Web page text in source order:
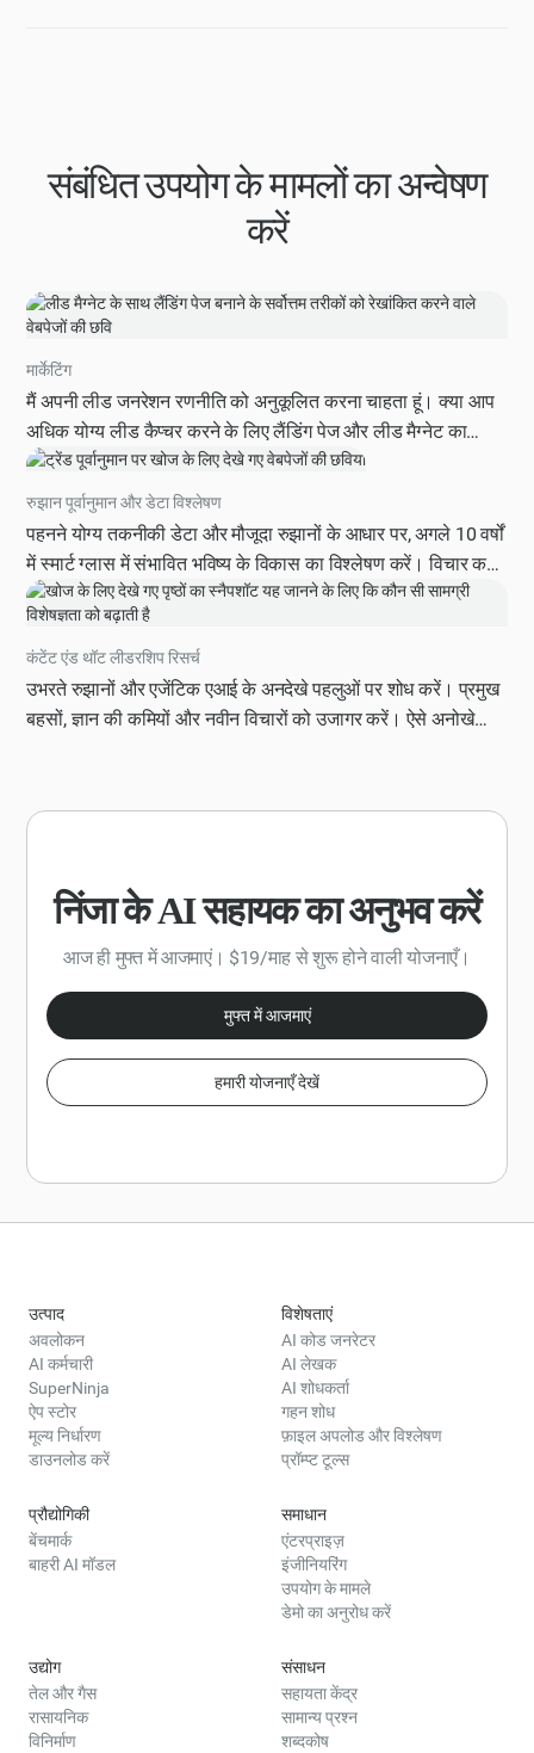
संबंधित उपयोग के मामलों का अन्वेषण
करें
मार्केटिंग
मैं अपनी लीड जनरेशन रणनीति को अनुकूलित करना चाहता हूं। क्या आप
अधिक योग्य लीड कैप्चर करने के लिए लैंडिंग पेज और लीड मैग्नेट का
प्रभावी ढंग से उपयोग करने के तरीके के बारे में चरण-दर-चरण मार्गदर्शिका
प्रदान कर सकते हैं, जिसमें उन्हें डिज़ाइन करने और उन्हें बढ़ावा देने के लिए
सर्वोत्तम अभ्यास और उनकी सफलता को मापने के लिए मेट्रिक्स शामिल हैं?
कृपया अपने जवाब में खास उदाहरण और कार्रवाई योग्य सुझाव शामिल करें।
रुझान पूर्वानुमान और डेटा विश्लेषण
पहनने योग्य तकनीकी डेटा और मौजूदा रुझानों के आधार पर, अगले 10 वर्षों
में स्मार्ट ग्लास में संभावित भविष्य के विकास का विश्लेषण करें। विचार करें:
तकनीकी विकास, उपभोक्ता व्यवहार में बदलाव, विनियामक परिवर्तन और
आर्थिक कारक। उभरते अवसरों और संभावित व्यवधानों को पहचानें।
कंटेंट एंड थॉट लीडरशिप रिसर्च
उभरते रुझानों और एजेंटिक एआई के अनदेखे पहलुओं पर शोध करें। प्रमुख
बहसों, ज्ञान की कमियों और नवीन विचारों को उजागर करें। ऐसे अनोखे
निंजा के AI सहायक का अनुभव करें
आज ही मुफ्त में आजमाएं। $19/माह से शुरू होने वाली योजनाएँ।
मुफ्त में आजमाएं
हमारी योजनाएँ देखें
उत्पाद
अवलोकन
AI कर्मचारी
SuperNinja
ऐप स्टोर
मूल्य निर्धारण
डाउनलोड करें
विशेषताएं
AI कोड जनरेटर
AI लेखक
AI शोधकर्ता
गहन शोध
फ़ाइल अपलोड और विश्लेषण
प्रॉम्प्ट टूल्स
प्रौद्योगिकी
बेंचमार्क
बाहरी AI मॉडल
समाधान
एंटरप्राइज़
इंजीनियरिंग
उपयोग के मामले
डेमो का अनुरोध करें
उद्योग
तेल और गैस
रासायनिक
विनिर्माण
संसाधन
सहायता केंद्र
सामान्य प्रश्न
शब्दकोष